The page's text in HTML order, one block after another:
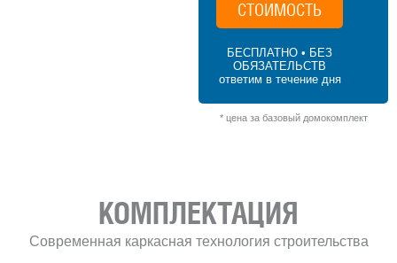
СТОИМОСТЬ
БЕСПЛАТНО • БЕЗ
ОБЯЗАТЕЛЬСТВ
ответим в течение дня
* цена за базовый домокомплект
КОМПЛЕКТАЦИЯ
Современная каркасная технология строительства